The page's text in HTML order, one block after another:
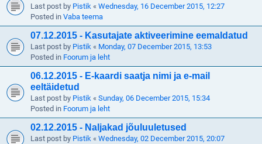
Last post by Pistik « Wednesday, 16 December 2015, 12:27
Posted in Vaba teema
07.12.2015 - Kasutajate aktiveerimine eemaldatud
Last post by Pistik « Monday, 07 December 2015, 13:53
Posted in Foorum ja leht
06.12.2015 - E-kaardi saatja nimi ja e-mail
eeltäidetud
Last post by Pistik « Sunday, 06 December 2015, 15:34
Posted in Foorum ja leht
02.12.2015 - Naljakad jõuluuletused
Last post by Pistik « Wednesday, 02 December 2015, 20:07